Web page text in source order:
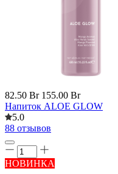
82.50 Br 155.00 Br
Напиток ALOE GLOW
5.0
88 отзывов
НОВИНКА